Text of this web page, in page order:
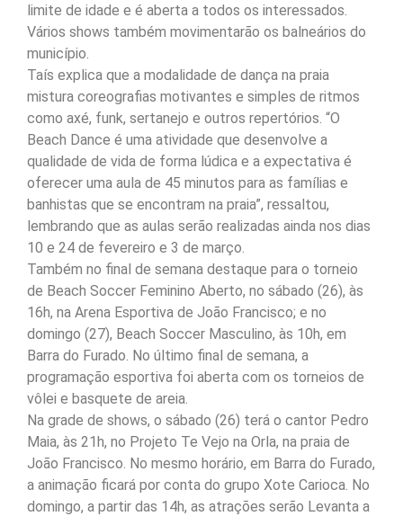
limite de idade e é aberta a todos os interessados.
Vários shows também movimentarão os balneários do
município.
Taís explica que a modalidade de dança na praia
mistura coreografias motivantes e simples de ritmos
como axé, funk, sertanejo e outros repertórios. “O
Beach Dance é uma atividade que desenvolve a
qualidade de vida de forma lúdica e a expectativa é
oferecer uma aula de 45 minutos para as famílias e
banhistas que se encontram na praia”, ressaltou,
lembrando que as aulas serão realizadas ainda nos dias
10 e 24 de fevereiro e 3 de março.
Também no final de semana destaque para o torneio
de Beach Soccer Feminino Aberto, no sábado (26), às
16h, na Arena Esportiva de João Francisco; e no
domingo (27), Beach Soccer Masculino, às 10h, em
Barra do Furado. No último final de semana, a
programação esportiva foi aberta com os torneios de
vôlei e basquete de areia.
Na grade de shows, o sábado (26) terá o cantor Pedro
Maia, às 21h, no Projeto Te Vejo na Orla, na praia de
João Francisco. No mesmo horário, em Barra do Furado,
a animação ficará por conta do grupo Xote Carioca. No
domingo, a partir das 14h, as atrações serão Levanta a